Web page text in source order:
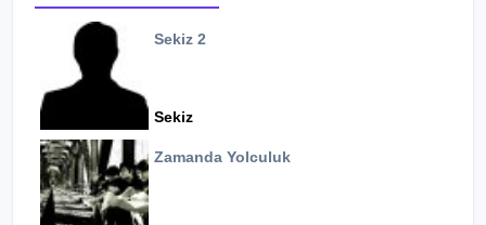
Sekiz 2
Sekiz
Zamanda Yolculuk